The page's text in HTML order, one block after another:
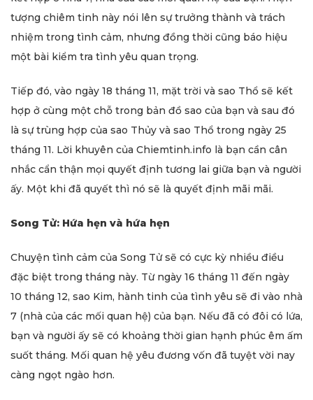
tượng chiêm tinh này nói lên sự trưởng thành và trách
nhiệm trong tình cảm, nhưng đồng thời cũng báo hiệu
một bài kiểm tra tình yêu quan trọng.
Tiếp đó, vào ngày 18 tháng 11, mặt trời và sao Thổ sẽ kết
hợp ở cùng một chỗ trong bản đồ sao của bạn và sau đó
là sự trùng hợp của sao Thủy và sao Thổ trong ngày 25
tháng 11. Lời khuyên của Chiemtinh.info là bạn cần cân
nhắc cẩn thận mọi quyết định tương lai giữa bạn và người
ấy. Một khi đã quyết thì nó sẽ là quyết định mãi mãi.
Song Tử: Hứa hẹn và hứa hẹn
Chuyện tình cảm của Song Tử sẽ có cực kỳ nhiều điều
đặc biệt trong tháng này. Từ ngày 16 tháng 11 đến ngày
10 tháng 12, sao Kim, hành tinh của tình yêu sẽ đi vào nhà
7 (nhà của các mối quan hệ) của bạn. Nếu đã có đôi có lứa,
bạn và người ấy sẽ có khoảng thời gian hạnh phúc êm ấm
suốt tháng. Mối quan hệ yêu đương vốn đã tuyệt vời nay
càng ngọt ngào hơn.